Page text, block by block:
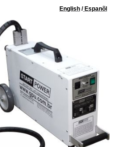
English /Espanõl